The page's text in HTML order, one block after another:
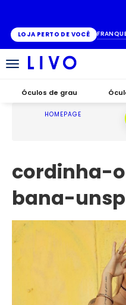
LOJA PERTO DE VOCÊ
Alternar
Óculos de grau
HOMEPAGE
cordinha-
bana-